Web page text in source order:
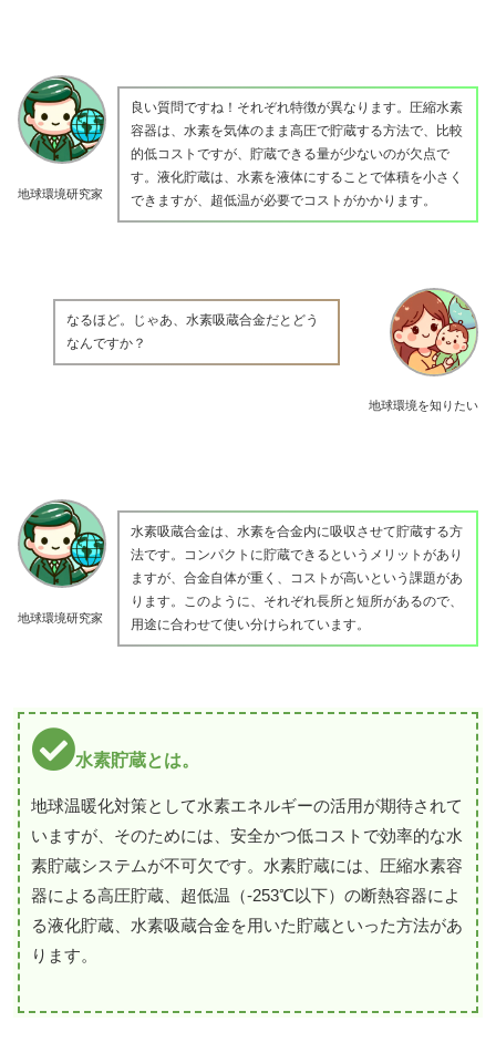
地球環境研究家
良い質問ですね！それぞれ特徴が異なります。圧縮水素
容器は、水素を気体のまま高圧で貯蔵する方法で、比較
的低コストですが、貯蔵できる量が少ないのが欠点で
す。液化貯蔵は、水素を液体にすることで体積を小さく
できますが、超低温が必要でコストがかかります。
地球環境を知りたい
なるほど。じゃあ、水素吸蔵合金だとどう
なんですか？
地球環境研究家
水素吸蔵合金は、水素を合金内に吸収させて貯蔵する方
法です。コンパクトに貯蔵できるというメリットがあり
ますが、合金自体が重く、コストが高いという課題があ
ります。このように、それぞれ長所と短所があるので、
用途に合わせて使い分けられています。
水素貯蔵とは。
地球温暖化対策として水素エネルギーの活用が期待されて
いますが、そのためには、安全かつ低コストで効率的な水
素貯蔵システムが不可欠です。水素貯蔵には、圧縮水素容
器による高圧貯蔵、超低温（-253℃以下）の断熱容器によ
る液化貯蔵、水素吸蔵合金を用いた貯蔵といった方法があ
ります。